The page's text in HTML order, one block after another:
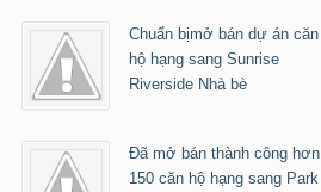
Chuẩn bịmở bán dự án căn
hộ hạng sang Sunrise
Riverside Nhà bè
Đã mở bán thành công hơn
150 căn hộ hạng sang Park